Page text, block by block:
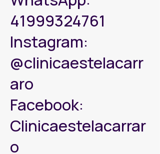
41999324761
Instagram:
@clinicaestelacarr
aro
Facebook:
Clinicaestelacarrar
o